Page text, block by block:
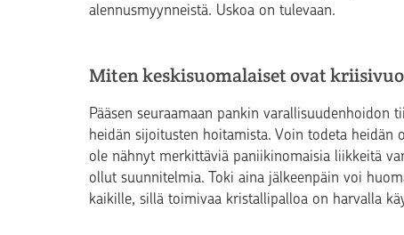
alennusmyynneistä. Uskoa on tulevaan.
Miten keskisuomalaiset ovat
Pääsen seuraamaan pankin varallisuudenhoidon
heidän sijoitusten hoitamista. Voin todeta heidän
ole nähnyt merkittäviä paniikinomaisia liikkeitä
ollut suunnitelmia. Toki aina jälkeenpäin voi
kaikille, sillä toimivaa kristallipalloa on harvalla